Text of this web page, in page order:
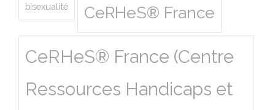
bisexualité CeRHeS® France
CeRHeS® France (Centre
Ressources Handicaps et